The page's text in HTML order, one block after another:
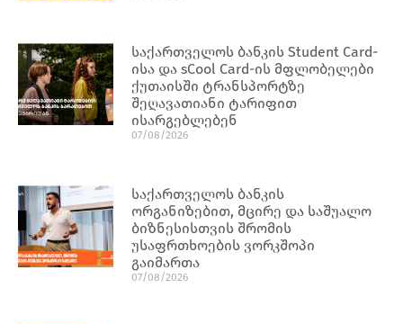
საქართველოს ბანკის Student Card-
ისა და sCool Card-ის მფლობელები
ქუთაისში ტრანსპორტზე
შეღავათიანი ტარიფით
ისარგებლებენ
07/08/2026
საქართველოს ბანკის
ორგანიზებით, მცირე და საშუალო
ბიზნესისთვის შრომის
უსაფრთხოების ვორკშოპი
გაიმართა
07/08/2026